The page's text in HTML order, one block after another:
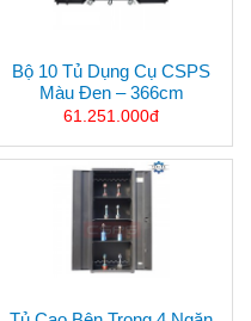
Bộ 10 Tủ Dụng Cụ CSPS
Màu Đen – 366cm
61.251.000đ